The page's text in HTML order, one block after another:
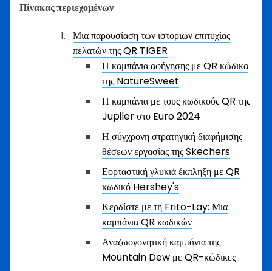
Πίνακας περιεχομένων
Μια παρουσίαση των ιστοριών επιτυχίας
πελατών της QR TIGER
Η καμπάνια αφήγησης με QR κώδικα
της NatureSweet
Η καμπάνια με τους κωδικούς QR της
Jupiler στο Euro 2024
Η σύγχρονη στρατηγική διαφήμισης
θέσεων εργασίας της Skechers
Εορταστική γλυκιά έκπληξη με QR
κωδικό Hershey's
Κερδίστε με τη Frito-Lay: Μια
καμπάνια QR κωδικών
Αναζωογονητική καμπάνια της
Mountain Dew με QR-κώδικες